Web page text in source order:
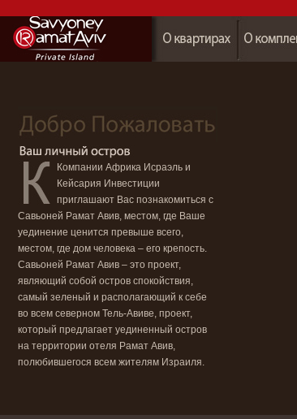
Компании Африка Исраэль и
Кейсария Инвестиции
приглашают Вас познакомиться с
Савьоней Рамат Авив, местом, где Ваше
уединение ценится превыше всего,
местом, где дом человека – его крепость.
Савьоней Рамат Авив – это проект,
являющий собой остров спокойствия,
самый зеленый и располагающий к себе
во всем северном Тель-Авиве, проект,
который предлагает уединенный остров
на территории отеля Рамат Авив,
полюбившегося всем жителям Израиля.